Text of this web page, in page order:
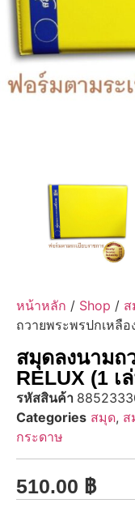
หน้าหลัก / Shop / ส
ถวายพระพรปกเหลือ
สมุดลงนามถ
RELUX (1 เ
รหัสสินค้า
Categories สมุด, ส
กระดาษ
510.00 ฿